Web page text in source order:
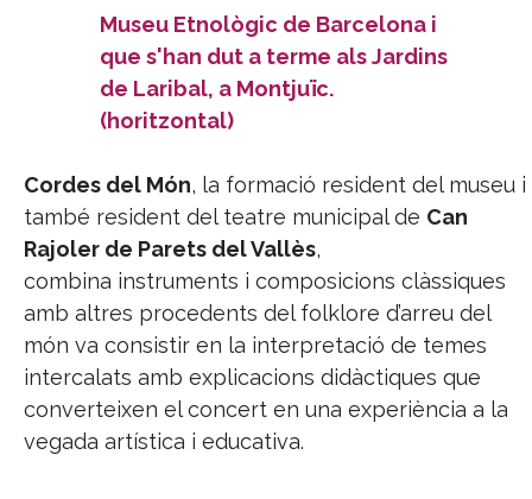
Cordes del Món, la formació resident del museu i
també resident del teatre municipal de Can
Rajoler de Parets del Vallès,
combina instruments i composicions clàssiques
amb altres procedents del folklore d’arreu del
món va consistir en la interpretació de temes
intercalats amb explicacions didàctiques que
converteixen el concert en una experiència a la
vegada artística i educativa.